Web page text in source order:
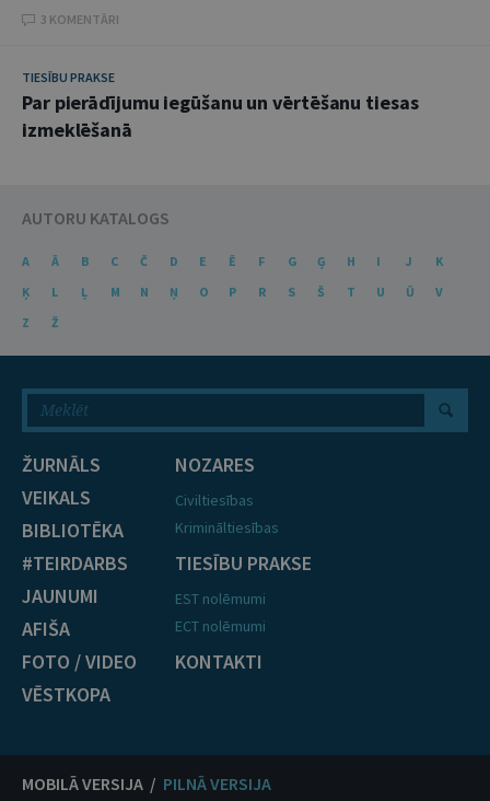
3 KOMENTĀRI
TIESĪBU PRAKSE
Par pierādījumu iegūšanu un vērtēšanu tiesas
izmeklēšanā
AUTORU KATALOGS
A Ā B C Č D E Ē F G Ģ H I J
K
Ķ
L Ļ M N Ņ O P R S Š T U Ū
V
Z
Ž
ŽURNĀLS
VEIKALS
BIBLIOTĒKA
#TEIRDARBS
JAUNUMI
AFIŠA
FOTO / VIDEO
VĒSTKOPA
NOZARES
Civiltiesības
Krimināltiesības
TIESĪBU PRAKSE
EST nolēmumi
ECT nolēmumi
KONTAKTI
MOBILĀ VERSIJA / PILNĀ VERSIJA